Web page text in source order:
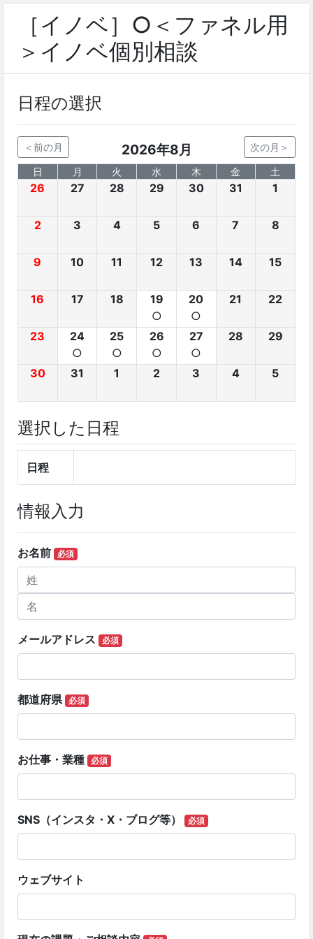
［イノベ］○＜ファネル用
＞イノベ個別相談
日程の選択
＜前の月 2026年8月 次の月＞
日 月 火 水 木 金 土
26 27 28 29 30 31 1
2 3 4 5 6 7 8
9 10 11 12 13 14 15
16 17 18
19
○
20
○
21 22
23
24
○
25
○
26
○
27
○
28 29
30 31 1 2 3 4 5
選択した日程
日程
情報入力
お名前 必須
メールアドレス 必須
都道府県 必須
お仕事・業種 必須
SNS（インスタ・X・ブログ等） 必須
ウェブサイト